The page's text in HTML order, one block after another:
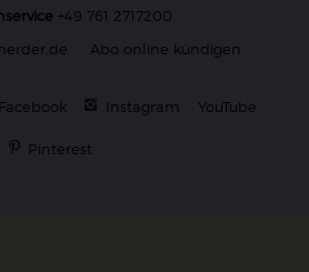
+49 761 2717200
Abo online kündigen
Facebook Instagram YouTube
Pinterest